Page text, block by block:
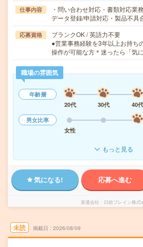
仕事内容
・問い合わせ対応・書類対応業
データ登録/申請対応・製品不
応募資格
ブランクOK / 英語力不要
●営業事務経験を3年以上お持ち
操作が可能な方＊迷ったら「気
職場の雰囲気
年齢層
20代
30代 40代
男女比率
女性
もっと見る
気になる! 応募へ進む
派遣会社 日総ブレイン株式
未読 掲載日 2026/08/09